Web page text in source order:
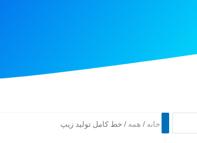
خانه / همه / خط کامل تولید زیپ